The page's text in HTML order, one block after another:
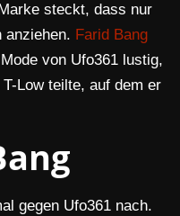
steckt, dass nur
anziehen. Farid Bang
von Ufo361 lustig,
Low teilte, auf dem er
gegen Ufo361 nach.